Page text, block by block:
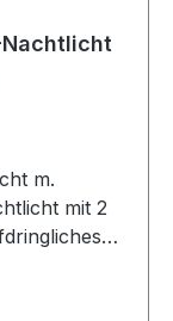
Nachtlicht
m.